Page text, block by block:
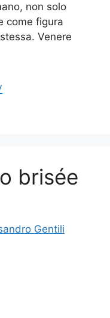
non solo
come figura
Venere
brisée
Gentili